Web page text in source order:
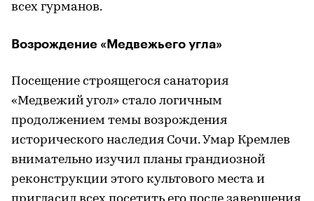
всех гурманов.
Возрождение «Медвежьего угла»
Посещение строящегося санатория
«Медвежий угол» стало логичным
продолжением темы возрождения
исторического наследия Сочи. Умар Кремлев
внимательно изучил планы грандиозной
реконструкции этого культового места и